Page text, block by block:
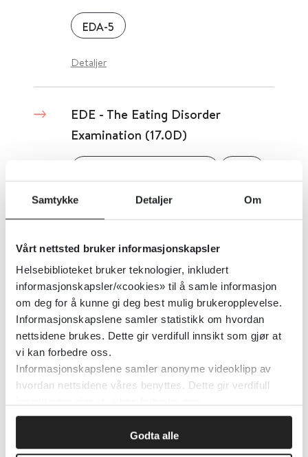
Samtykke Detaljer Om
Vårt nettsted bruker informasjonskapsler
Helsebiblioteket bruker teknologier, inkludert
informasjonskapsler/«cookies» til å samle informasjon
om deg for å kunne gi deg best mulig brukeropplevelse.
Informasjonskapslene samler statistikk om hvordan
nettsidene brukes. Dette gir verdifull innsikt som gjør at
vi kan forbedre oss.
Informasjonskapslene samler anonyme videoklipp av
hvordan nettsidene våres benyttes. Dette gir verdifull
Godta alle
EDA-5
Detaljer
EDE - The Eating Disorder
Examination (17.0D)
Detaljer
EDE-Q - Eating Disorder
Examination Questionnaire (6.0)
Oslo Universitetssykehus
Detaljer
EDE-QS - Eating Disorder
Examination Questionnaire -